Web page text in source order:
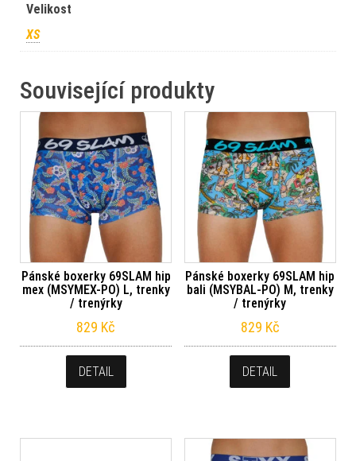
Velikost
XS
Související produkty
Pánské boxerky 69SLAM hip
mex (MSYMEX-PO) L, trenky
/ trenýrky
829 Kč
DETAIL
Pánské boxerky 69SLAM hip
bali (MSYBAL-PO) M, trenky
/ trenýrky
829 Kč
DETAIL